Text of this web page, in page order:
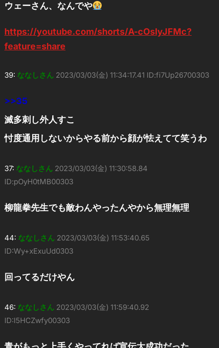
ウェーさん、なんでや
https://youtube.com/shorts/A-cOsIyJFMc?
feature=share
39: ななしさん 2023/03/03(金) 11:34:17.41 ID:fi7Up26700303
>>35
滅多刺し外人すこ
忖度通用しないからやる前から顔が怯えてて笑うわ
37: ななしさん 2023/03/03(金) 11:30:58.84
ID:pOyH0tMB00303
柳龍拳先生でも敵わんやったんやから無理無理
44: ななしさん 2023/03/03(金) 11:53:40.65
ID:Wy+xExuUd0303
回ってるだけやん
46: ななしさん 2023/03/03(金) 11:59:40.92
ID:I5HCZwfy00303